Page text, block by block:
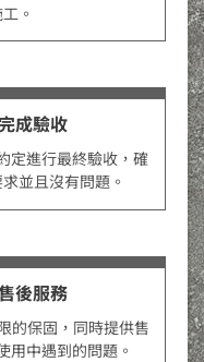
。
成驗收
定進行最終驗收，確
並且沒有問題。
後服務
的保固，同時提供售
用中遇到的問題。